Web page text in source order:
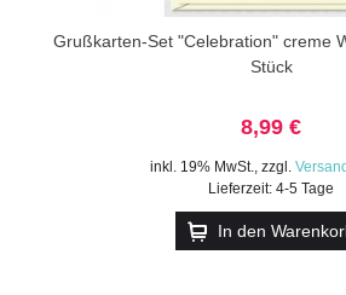
Grußkarten-Set "Celebration" creme
Stück
8,99 €
inkl. 19% MwSt., zzgl.
Lieferzeit: 4-5 Tage
In den